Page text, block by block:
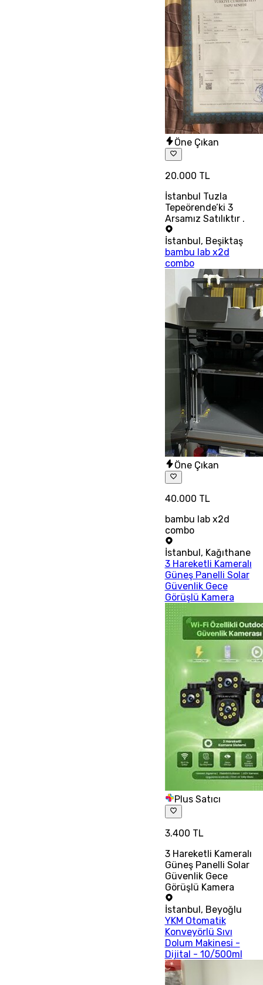
Öne Çıkan
20.000 TL
İstanbul Tuzla
Tepeörende’ki 3
Arsamız Satılıktır .
İstanbul, Beşiktaş
bambu lab x2d
combo
Öne Çıkan
40.000 TL
bambu lab x2d
combo
İstanbul , Kağıthane
3 Hareketli Kameralı
Güneş Panelli Solar
Güvenlik Gece
Görüşlü Kamera
Plus Satıcı
3.400 TL
3 Hareketli Kameralı
Güneş Panelli Solar
Güvenlik Gece
Görüşlü Kamera
İstanbul, Beyoğlu
YKM Otomatik
Konveyörlü Sıvı
Dolum Makinesi -
Dijital - 10/500ml